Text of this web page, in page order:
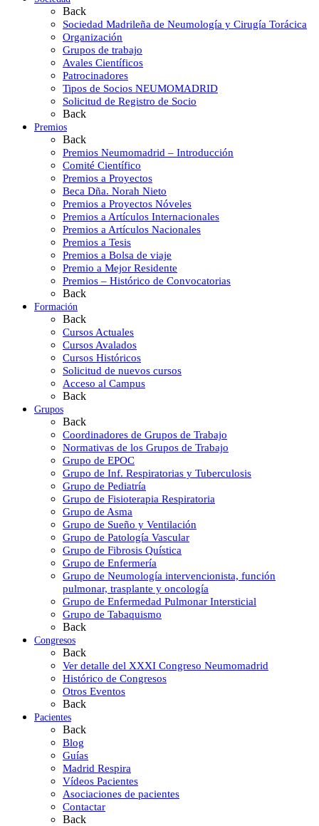
Back
Sociedad Madrileña de Neumología y Cirugía Torácica
Organización
Grupos de trabajo
Avales Científicos
Patrocinadores
Tipos de Socios NEUMOMADRID
Solicitud de Registro de Socio
Back
Premios
Back
Premios Neumomadrid – Introducción
Comité Científico
Premios a Proyectos
Beca Dña. Norah Nieto
Premios a Proyectos Nóveles
Premios a Artículos Internacionales
Premios a Artículos Nacionales
Premios a Tesis
Premios a Bolsa de viaje
Premio a Mejor Residente
Premios – Histórico de Convocatorias
Back
Formación
Back
Cursos Actuales
Cursos Avalados
Cursos Históricos
Solicitud de nuevos cursos
Acceso al Campus
Back
Grupos
Back
Coordinadores de Grupos de Trabajo
Normativas de los Grupos de Trabajo
Grupo de EPOC
Grupo de Inf. Respiratorias y Tuberculosis
Grupo de Pediatría
Grupo de Fisioterapia Respiratoria
Grupo de Asma
Grupo de Sueño y Ventilación
Grupo de Patología Vascular
Grupo de Fibrosis Quística
Grupo de Enfermería
Grupo de Neumología intervencionista, función
pulmonar, trasplante y oncología
Grupo de Enfermedad Pulmonar Intersticial
Grupo de Tabaquismo
Back
Congresos
Back
Ver detalle del XXXI Congreso Neumomadrid
Histórico de Congresos
Otros Eventos
Back
Pacientes
Back
Blog
Guías
Madrid Respira
Vídeos Pacientes
Asociaciones de pacientes
Contactar
Back